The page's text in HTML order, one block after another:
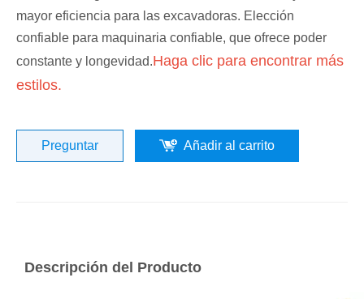
mayor eficiencia para las excavadoras. Elección
confiable para maquinaria confiable, que ofrece poder
constante y longevidad.Haga clic para encontrar más
estilos.
Preguntar Añadir al carrito
Descripción del Producto